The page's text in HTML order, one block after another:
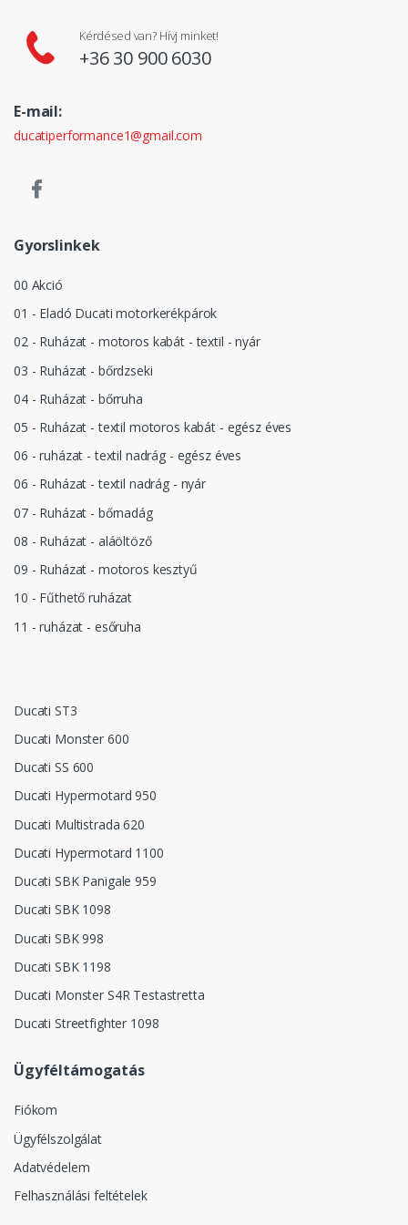
Kérdésed van? Hívj minket!
+36 30 900 6030
E-mail:
ducatiperformance1@gmail.com
Gyorslinkek
00 Akció
01 - Eladó Ducati motorkerékpárok
02 - Ruházat - motoros kabát - textil - nyár
03 - Ruházat - bőrdzseki
04 - Ruházat - bőrruha
05 - Ruházat - textil motoros kabát - egész éves
06 - ruházat - textil nadrág - egész éves
06 - Ruházat - textil nadrág - nyár
07 - Ruházat - bőrnadág
08 - Ruházat - aláöltöző
09 - Ruházat - motoros kesztyű
10 - Fűthető ruházat
11 - ruházat - esőruha
Ducati ST3
Ducati Monster 600
Ducati SS 600
Ducati Hypermotard 950
Ducati Multistrada 620
Ducati Hypermotard 1100
Ducati SBK Panigale 959
Ducati SBK 1098
Ducati SBK 998
Ducati SBK 1198
Ducati Monster S4R Testastretta
Ducati Streetfighter 1098
Ügyféltámogatás
Fiókom
Ügyfélszolgálat
Adatvédelem
Felhasználási feltételek